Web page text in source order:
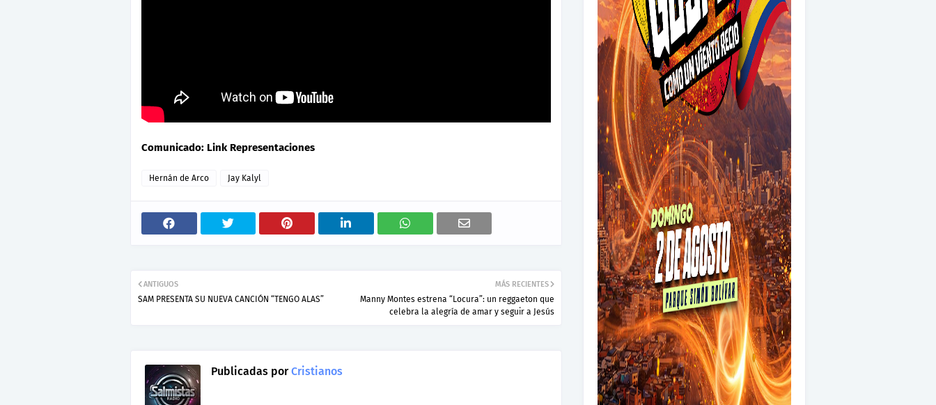
Comunicado: Link Representaciones
Hernán de Arco Jay Kalyl
MÁS RECIENTES
Manny Montes estrena “Locura”: un reggaeton que
celebra la alegría de amar y seguir a Jesús
ANTIGUOS
SAM PRESENTA SU NUEVA CANCIÓN “TENGO ALAS”
Publicadas porCristianos